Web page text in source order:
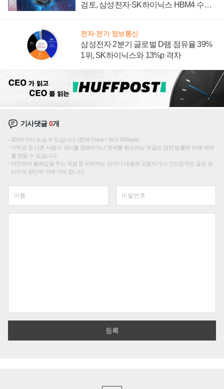
검토, 삼성전자·SK하이닉스 HBM4 수율
전자·전기·정보통신
삼성전자 2분기 글로벌 D램 점유율 39%
1위, SK하이닉스와 13%p 격차
기사댓글0개
200자까지 쓰실 수 있습니다. (현재 0 byte / 최대 400byte)
저작권 등 다른 사람의 권리를 침해하거나 명예를 훼손하는 댓글은 관련 법률에 의해 제재
를 받을 수 있습니다.
타인에게 불쾌감을 주는 욕설 등 비하하는 단어가 내용에 포함되거나 인신공격성 글은 관
리자의 판단에 의해 삭제 합니다.